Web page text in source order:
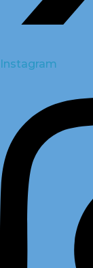
Instagram